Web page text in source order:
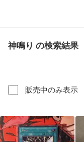
神鳴り の検索結果
販売中のみ表示